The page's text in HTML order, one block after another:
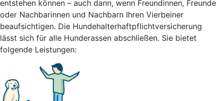
entstehen können – auch dann, wenn Freundinnen, Freunde
oder Nachbarinnen und Nachbarn Ihren Vierbeiner
beaufsichtigen. Die Hundehalterhaftpflichtversicherung
lässt sich für alle Hunderassen abschließen. Sie bietet
folgende Leistungen: